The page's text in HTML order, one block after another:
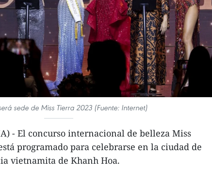
sede de Miss Tierra 2023 (Fuente: Internet)
- El concurso internacional de belleza Miss
programado para celebrarse en la ciudad de
vietnamita de Khanh Hoa.